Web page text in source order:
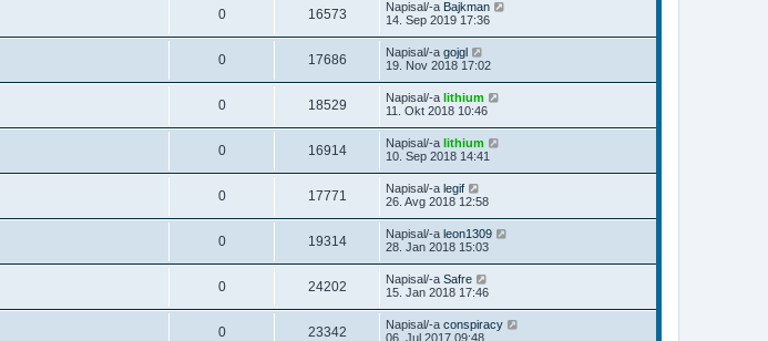
0 16573 Napisal/-a Bajkman
14. Sep 2019 17:36
0 17686 Napisal/-a gojgl
19. Nov 2018 17:02
0 18529 Napisal/-a lithium
11. Okt 2018 10:46
0 16914 Napisal/-a lithium
10. Sep 2018 14:41
0 17771 Napisal/-a legif
26. Avg 2018 12:58
0 19314 Napisal/-a leon1309
28. Jan 2018 15:03
0 24202 Napisal/-a Safre
15. Jan 2018 17:46
0 23342 Napisal/-a conspiracy
06. Jul 2017 09:48